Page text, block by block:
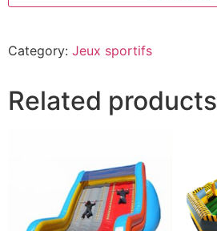
Category: Jeux sportifs
Related products